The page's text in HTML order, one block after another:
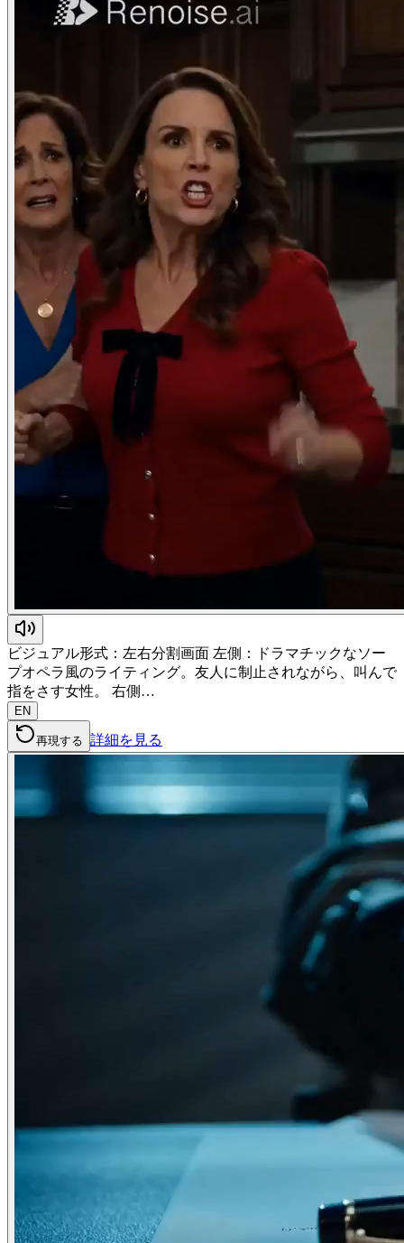
ビジュアル形式：左右分割画面 左側：ドラマチックなソー
プオペラ風のライティング。友人に制止されながら、叫んで
指をさす女性。 右側…
EN
再現する 詳細を見る